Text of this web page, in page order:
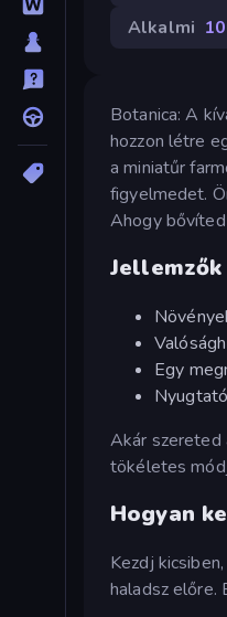
Alkalmi
Botanica: A
hozzon létre
a miniatűr
figyelmedet.
Ahogy
Jellemzők
Egy
Akár szereted
tökéletes
Hogyan
Kezdj
haladsz előre.